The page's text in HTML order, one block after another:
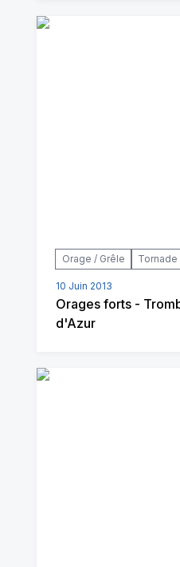
Orage / Grêle Tornade
10 Juin 2013
Orages forts -
d'Azur